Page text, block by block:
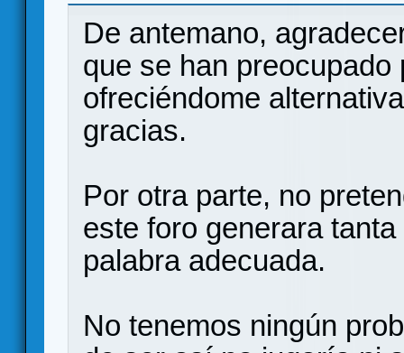
De antemano,
que se han preocupado
ofreciéndome
gracias.
Por otra parte, no
este foro generara
palabra adecuada.
No tenemos ningún